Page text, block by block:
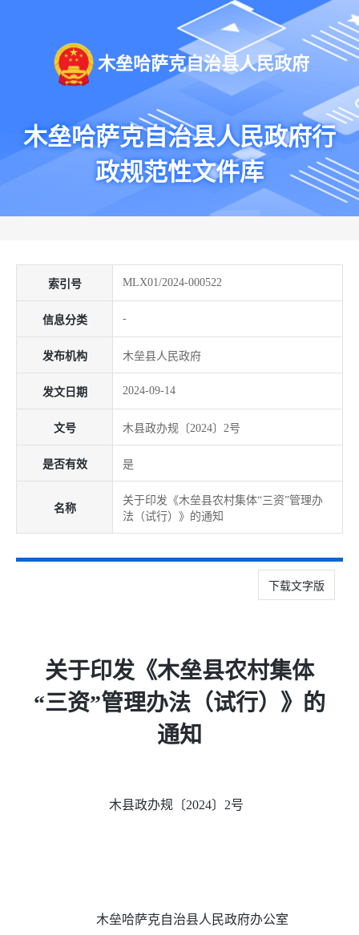
木垒哈萨克自治县人民政府
木垒哈萨克自治县人民政府行
政规范性文件库
索引号 MLX01/2024-000522
信息分类 -
发布机构 木垒县人民政府
发文日期 2024-09-14
文号 木县政办规〔2024〕2号
是否有效 是
名称
关于印发《木垒县农村集体“三资”管理办
法（试行）》的通知
下载文字版
关于印发《木垒县农村集体
“三资”管理办法（试行）》的
通知
木县政办规〔2024〕2号
木垒哈萨克自治县人民政府办公室